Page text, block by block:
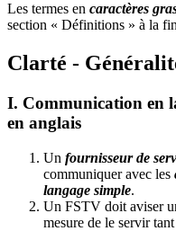
Les termes en caractères
section « Définitions » à la
Clarté -
I. Communication en
en anglais
Un fournisseur de
communiquer avec les
langage simple.
Un FSTV doit aviser
mesure de le servir